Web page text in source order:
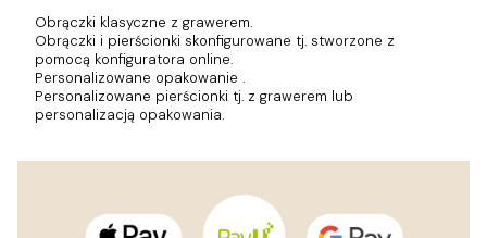
Obrączki klasyczne z grawerem.
Obrączki i pierścionki skonfigurowane tj. stworzone z
pomocą konfiguratora online.
Personalizowane opakowanie .
Personalizowane pierścionki tj. z grawerem lub
personalizacją opakowania.